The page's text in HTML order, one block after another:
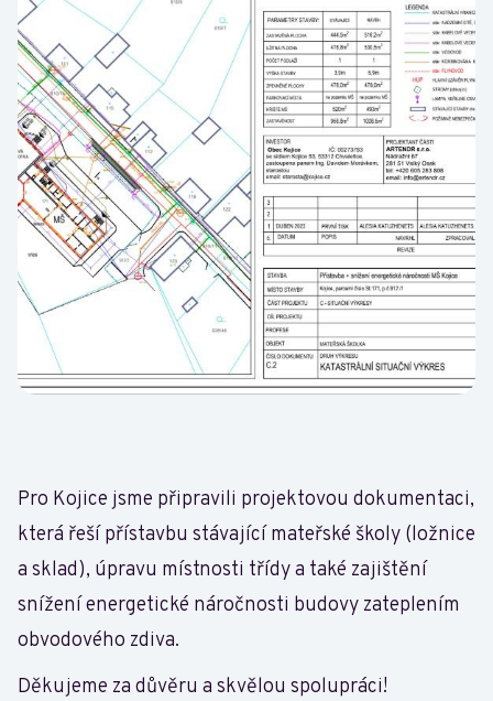
Pro Kojice jsme připravili projektovou dokumentaci,
která řeší přístavbu stávající mateřské školy (ložnice
a sklad), úpravu místnosti třídy a také zajištění
snížení energetické náročnosti budovy zateplením
obvodového zdiva.
Děkujeme za důvěru a skvělou spolupráci!